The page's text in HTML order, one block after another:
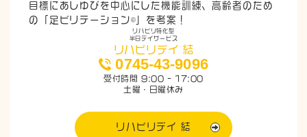
目標にあしゆびを中心にした機能訓練、高齢者のため
の「足ビリテーション©」を考案！
リハビリ特化型
半日デイサービス
リハビリデイ 結
0745-43-9096
受付時間 9:00 - 17:00
土曜・日曜休み
リハビリデイ 結